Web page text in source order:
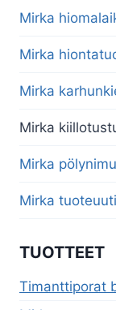
Mirka
Mirka
Mirka
Mirka
Mirka
Mirka
TUOTTEET
Timanttiporat